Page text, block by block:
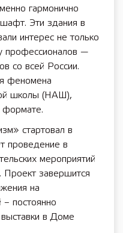
гармонично
Эти здания в
интерес не только
профессионалов —
со всей России.
феномена
школы (НАШ),
формате.
стартовал в
проведение в
мероприятий
Проект завершится
на
постоянно
в Доме